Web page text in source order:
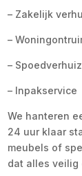
– Zakelijk
–
–
– Inpakservice
We hanteren
24 uur klaar
meubels of
dat alles veilig